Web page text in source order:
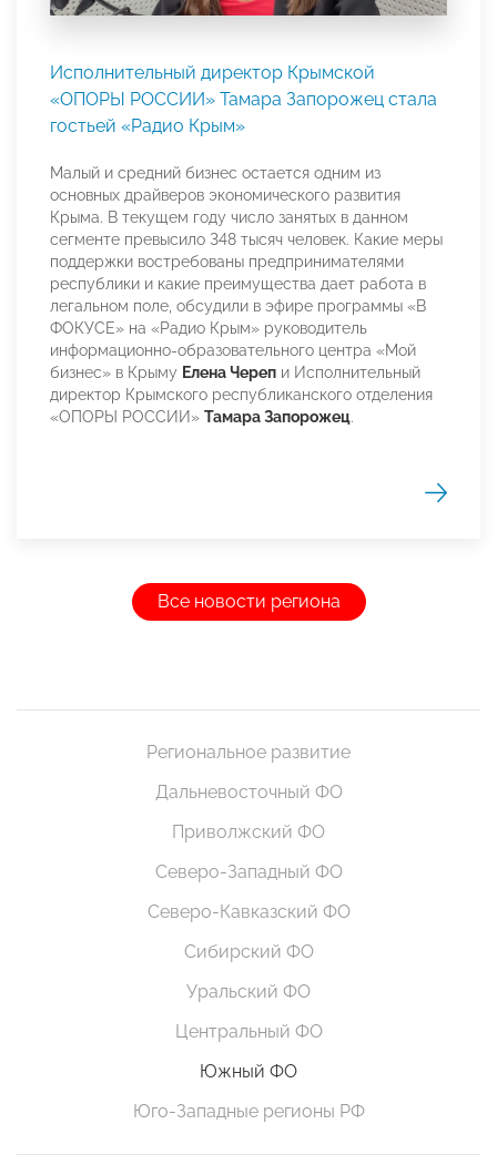
Исполнительный директор Крымской
«ОПОРЫ РОССИИ» Тамара Запорожец стала
гостьей «Радио Крым»
Малый и средний бизнес остается одним из
основных драйверов экономического развития
Крыма. В текущем году число занятых в данном
сегменте превысило 348 тысяч человек. Какие меры
поддержки востребованы предпринимателями
республики и какие преимущества дает работа в
легальном поле, обсудили в эфире программы «В
ФОКУСЕ» на «Радио Крым» руководитель
информационно-образовательного центра «Мой
бизнес» в Крыму Елена Череп и Исполнительный
директор Крымского республиканского отделения
«ОПОРЫ РОССИИ» Тамара Запорожец.
Все новости региона
Региональное развитие
Дальневосточный ФО
Приволжский ФО
Северо-Западный ФО
Северо-Кавказский ФО
Сибирский ФО
Уральский ФО
Центральный ФО
Южный ФО
Юго-Западные регионы РФ